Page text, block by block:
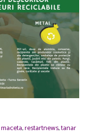
maceta,restartnews,tanar